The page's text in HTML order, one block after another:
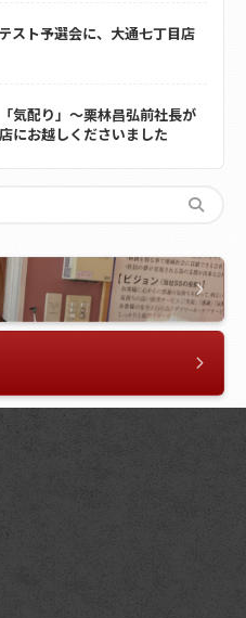
スト予選会に、大通七丁目店
気配り」～栗林昌弘前社長が
にお越しくださいました